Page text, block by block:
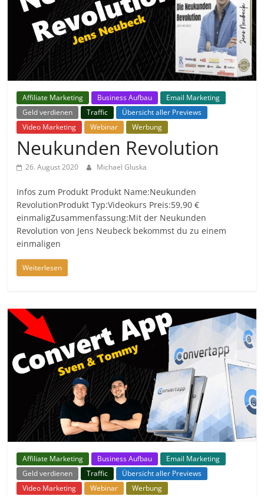
Affiliate Marketing Business Aufbau
Email Marketing
Geld verdienen
Traffic
Übersicht aller Previews
Video Marketing
Webinar Werbung
Neukunden Revolution
26. August 2020 Michael Gluska
Infos zum Produkt Produkt Name:Neukunden
RevolutionProdukt Typ:Videokurs Preis:59,90 €
einmaligZusammenfassung:Mit der Neukunden
Revolution von Jens Neubeck bekommst du zu einem
einmaligen
Weiterlesen
Affiliate Marketing Business Aufbau
Email Marketing
Geld verdienen
Traffic
Übersicht aller Previews
Video Marketing
Webinar Werbung